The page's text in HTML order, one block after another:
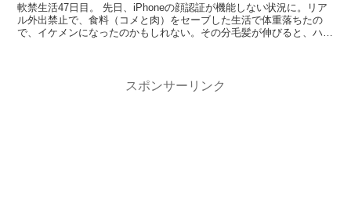
軟禁生活47日目。 先日、iPhoneの顔認証が機能しない状況に。リア
ル外出禁止で、食料（コメと肉）をセーブした生活で体重落ちたの
で、イケメンになったのかもしれない。その分毛髪が伸びると、ハゲ
スポンサーリンク